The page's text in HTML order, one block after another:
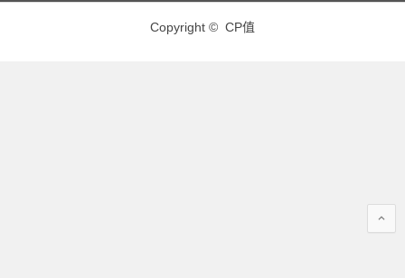
Copyright © CP值